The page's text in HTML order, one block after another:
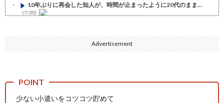
10年ぶりに再会した知人が、時間が止まったように20代のまま...
(7/30)
すまん熊本やがコンビニに食品も水もない (7/30)
いきなり円高 (7/30)
Advertisement
少ない小遣いをコツコツ貯めて